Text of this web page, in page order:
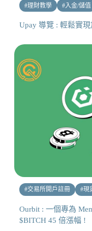
#理財教學 #入金/儲值
Upay 導覽 : 輕鬆實
#交易所開戶註冊 #現
Ourbit : 一個專為
$BITCH 45 倍漲幅 !